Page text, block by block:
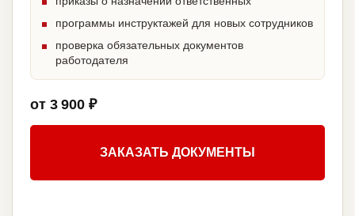
программы инструктажей для новых сотрудников
проверка обязательных документов
работодателя
от 3 900 ₽
ЗАКАЗАТЬ ДОКУМЕНТЫ